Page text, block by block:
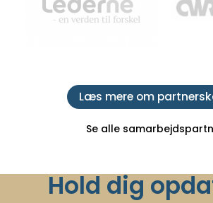
Læs mere om
Se alle
Hold dig